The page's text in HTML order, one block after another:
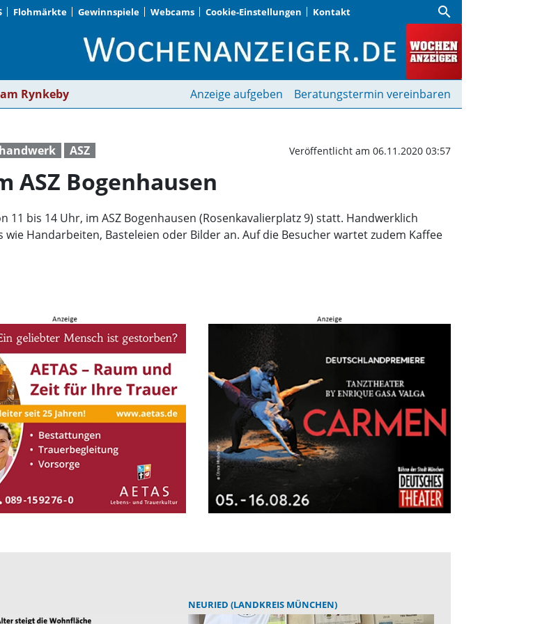
Flohmärkte Gewinnspiele Webcams Cookie-Einstellungen Kontakt search
der schönen Dinge" im ASZ
Rynkeby Anzeige aufgeben Beratungstermin vereinbaren
ASZ Veröffentlicht am 06.11.2020 03:57
ASZ Bogenhausen
bis 14 Uhr, im ASZ Bogenhausen (Rosenkavalierplatz 9) statt. Handwerklich
Handarbeiten, Basteleien oder Bilder an. Auf die Besucher wartet zudem Kaffee
NEURIED (LANDKREIS MÜNCHEN)